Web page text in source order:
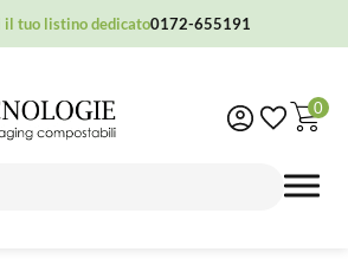
il tuo listino dedicato0172-655191
0